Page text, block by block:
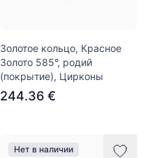
Золотое кольцо, Красное
Золото 585°, родий
(покрытие), Цирконы
244.36 €
Нет в наличии